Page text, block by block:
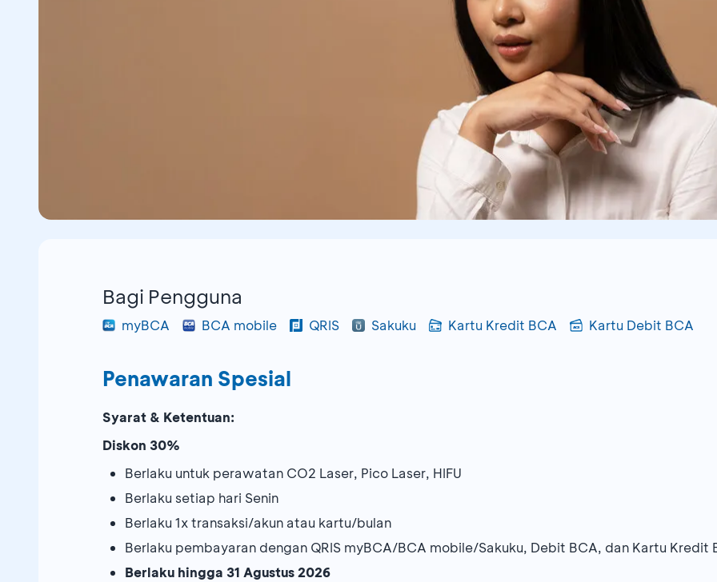
Bagi Pengguna
myBCA BCA mobile QRIS Sakuku Kartu Kredit BCA Kartu Debit BCA
Penawaran Spesial
Syarat & Ketentuan:
Diskon 30%
Berlaku untuk perawatan CO2 Laser, Pico Laser, HIFU
Berlaku setiap hari Senin
Berlaku 1x transaksi/akun atau kartu/bulan
Berlaku pembayaran dengan QRIS myBCA/BCA mobile/Sakuku, Debit BCA, dan Kartu Kredit
Berlaku hingga 31 Agustus 2026